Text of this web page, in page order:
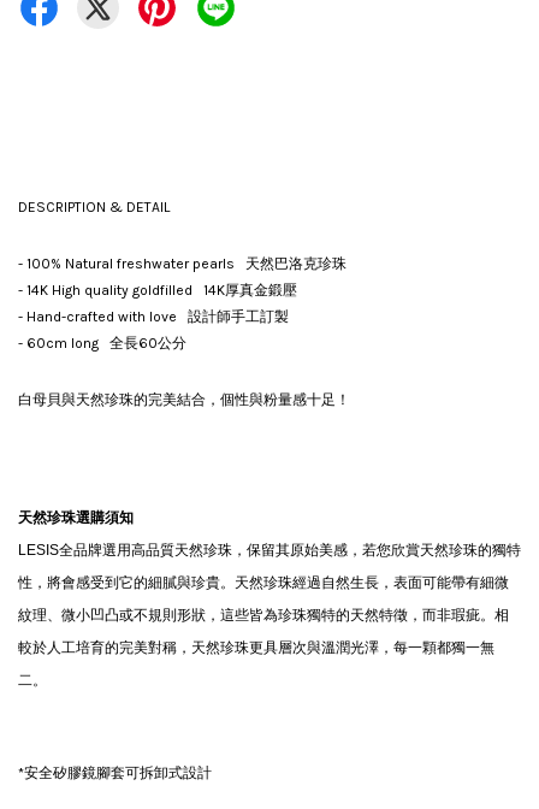
DESCRIPTION & DETAIL
- 100% Natural freshwater pearls 天然巴洛克珍珠
- 14K High quality goldfilled 14K厚真金鍛壓
- Hand-crafted with love 設計師手工訂製
- 60cm long 全長60公分
白母貝與天然珍珠的完美結合，個性與粉量感十足！
天然珍珠選購須知
LESIS全品牌選用高品質天然珍珠，保留其原始美感，若您欣賞天然珍珠的獨特
性，將會感受到它的細膩與珍貴。天然珍珠經過自然生長，表面可能帶有細微
紋理、微小凹凸或不規則形狀，這些皆為珍珠獨特的天然特徵，而非瑕疵。相
較於人工培育的完美對稱，天然珍珠更具層次與溫潤光澤，每一顆都獨一無
二。
*安全矽膠鏡腳套可拆卸式設計